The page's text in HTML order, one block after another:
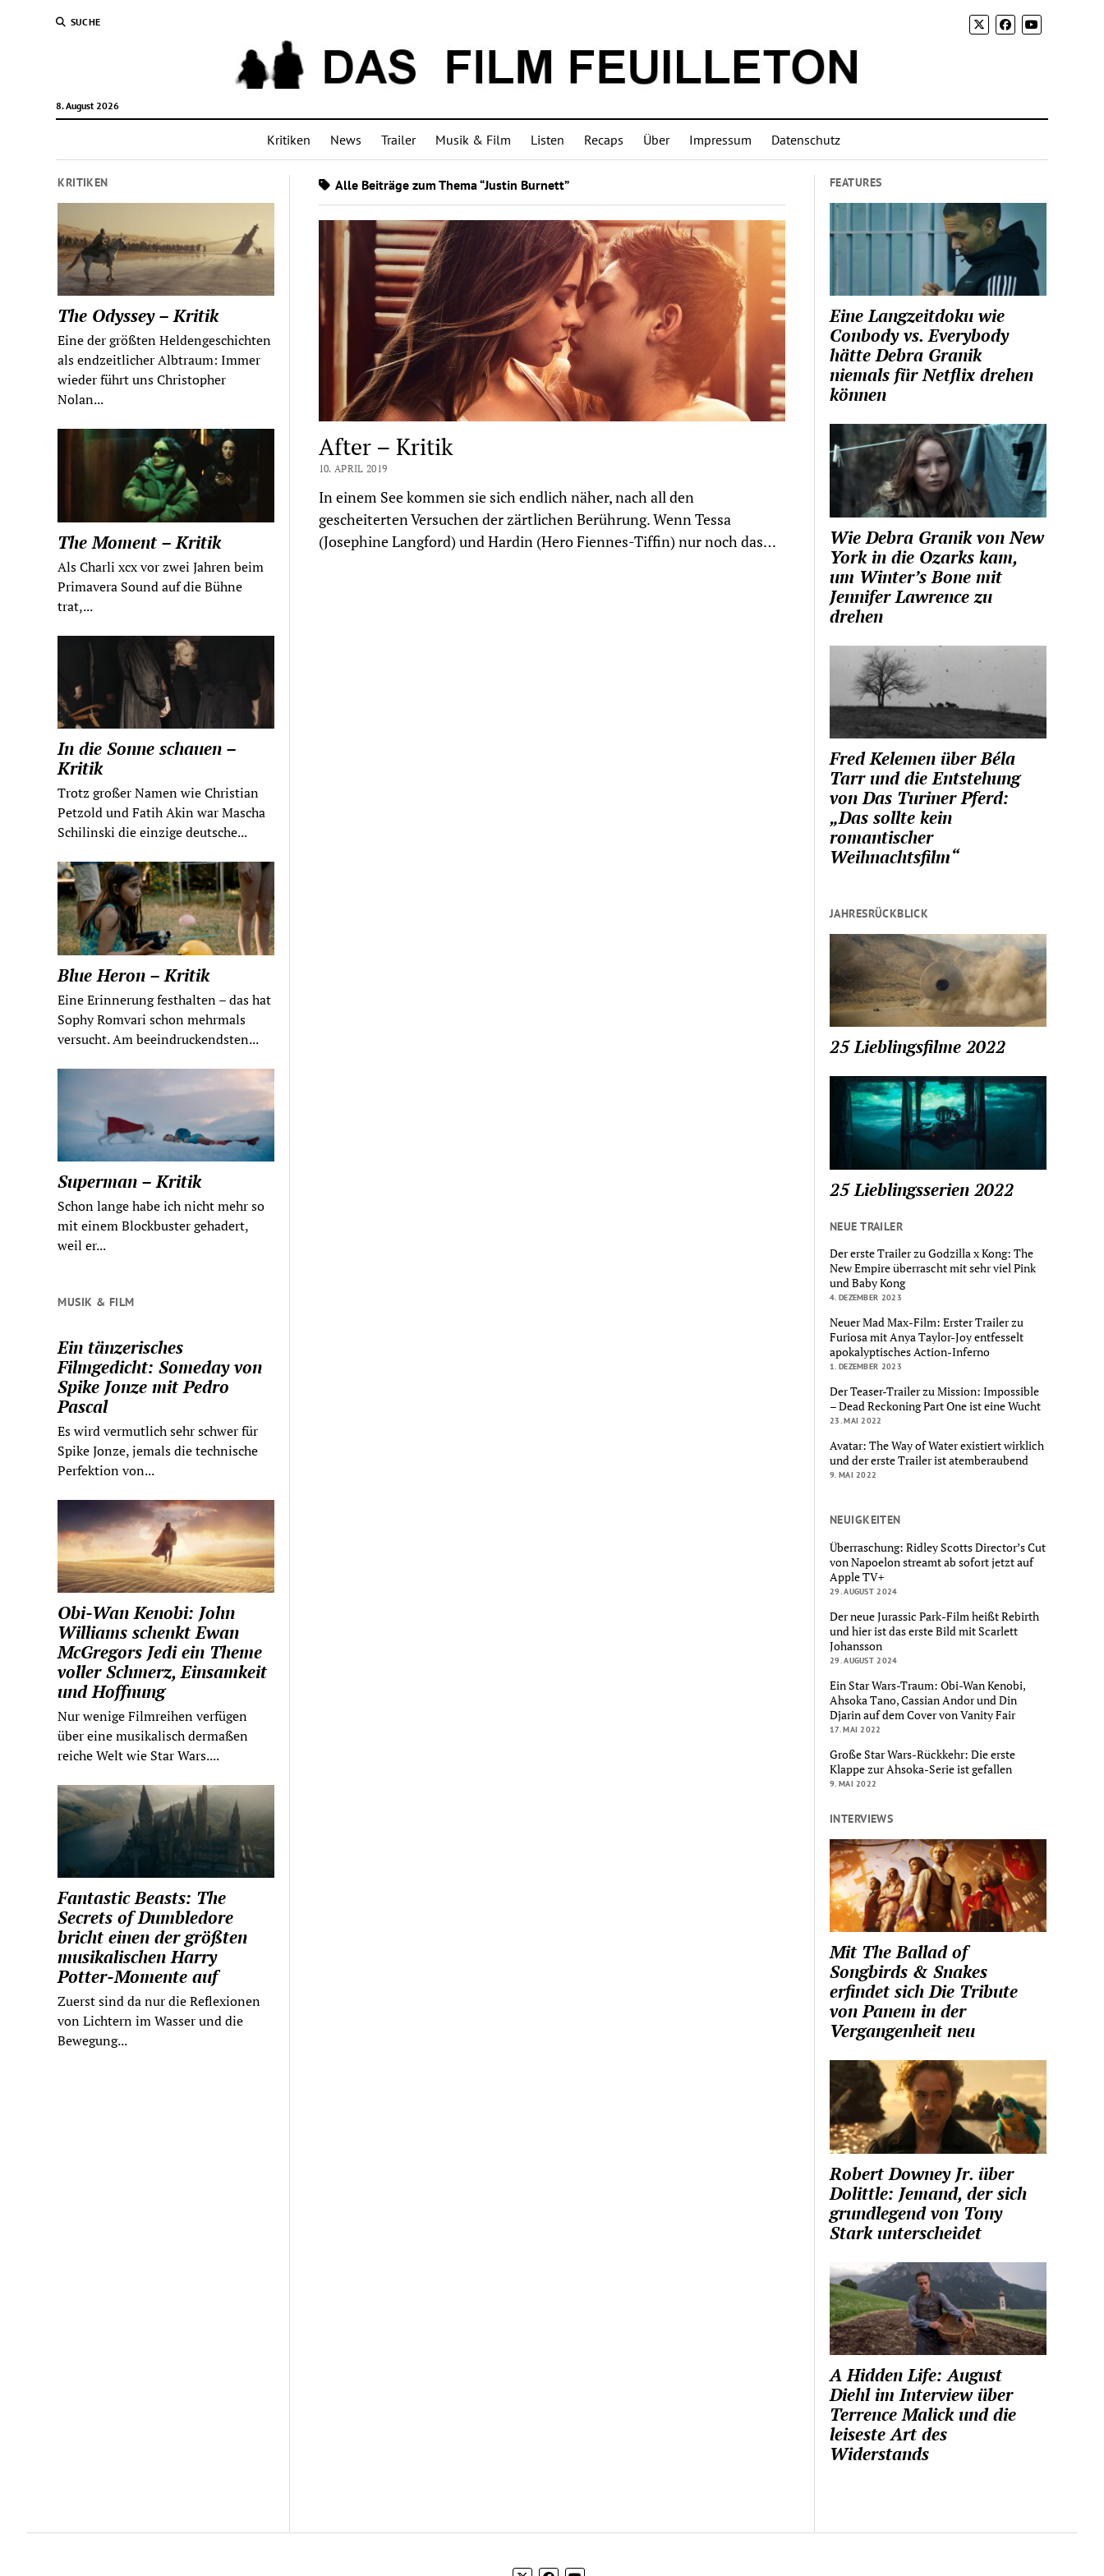
SUCHE
8. August 2026
Kritiken News Trailer Musik & Film Listen Recaps Über Impressum Datenschutz
KRITIKEN
The Odyssey – Kritik
Eine der größten Heldengeschichten
als endzeitlicher Albtraum: Immer
wieder führt uns Christopher
Nolan...
The Moment – Kritik
Als Charli xcx vor zwei Jahren beim
Primavera Sound auf die Bühne
trat,...
In die Sonne schauen –
Kritik
Trotz großer Namen wie Christian
Petzold und Fatih Akin war Mascha
Schilinski die einzige deutsche...
Blue Heron – Kritik
Eine Erinnerung festhalten – das hat
Sophy Romvari schon mehrmals
versucht. Am beeindruckendsten...
Superman – Kritik
Schon lange habe ich nicht mehr so
mit einem Blockbuster gehadert,
weil er...
MUSIK & FILM
Ein tänzerisches
Filmgedicht: Someday von
Spike Jonze mit Pedro
Pascal
Es wird vermutlich sehr schwer für
Spike Jonze, jemals die technische
Perfektion von...
Obi-Wan Kenobi: John
Williams schenkt Ewan
McGregors Jedi ein Theme
voller Schmerz, Einsamkeit
und Hoffnung
Nur wenige Filmreihen verfügen
über eine musikalisch dermaßen
reiche Welt wie Star Wars....
Fantastic Beasts: The
Secrets of Dumbledore
bricht einen der größten
musikalischen Harry
Potter-Momente auf
Zuerst sind da nur die Reflexionen
von Lichtern im Wasser und die
Bewegung...
Alle Beiträge zum Thema “Justin Burnett”
After – Kritik
10. APRIL 2019
In einem See kommen sie sich endlich näher, nach all den
gescheiterten Versuchen der zärtlichen Berührung. Wenn Tessa
(Josephine Langford) und Hardin (Hero Fiennes-Tiffin) nur noch das…
FEATURES
Eine Langzeitdoku wie
Conbody vs. Everybody
hätte Debra Granik
niemals für Netflix drehen
können
Wie Debra Granik von New
York in die Ozarks kam,
um Winter’s Bone mit
Jennifer Lawrence zu
drehen
Fred Kelemen über Béla
Tarr und die Entstehung
von Das Turiner Pferd:
„Das sollte kein
romantischer
Weihnachtsfilm“
JAHRESRÜCKBLICK
25 Lieblingsfilme 2022
25 Lieblingsserien 2022
NEUE TRAILER
Der erste Trailer zu Godzilla x Kong: The
New Empire überrascht mit sehr viel Pink
und Baby Kong
4. DEZEMBER 2023
Neuer Mad Max-Film: Erster Trailer zu
Furiosa mit Anya Taylor-Joy entfesselt
apokalyptisches Action-Inferno
1. DEZEMBER 2023
Der Teaser-Trailer zu Mission: Impossible
– Dead Reckoning Part One ist eine Wucht
23. MAI 2022
Avatar: The Way of Water existiert wirklich
und der erste Trailer ist atemberaubend
9. MAI 2022
NEUIGKEITEN
Überraschung: Ridley Scotts Director’s Cut
von Napoelon streamt ab sofort jetzt auf
Apple TV+
29. AUGUST 2024
Der neue Jurassic Park-Film heißt Rebirth
und hier ist das erste Bild mit Scarlett
Johansson
29. AUGUST 2024
Ein Star Wars-Traum: Obi-Wan Kenobi,
Ahsoka Tano, Cassian Andor und Din
Djarin auf dem Cover von Vanity Fair
17. MAI 2022
Große Star Wars-Rückkehr: Die erste
Klappe zur Ahsoka-Serie ist gefallen
9. MAI 2022
INTERVIEWS
Mit The Ballad of
Songbirds & Snakes
erfindet sich Die Tribute
von Panem in der
Vergangenheit neu
Robert Downey Jr. über
Dolittle: Jemand, der sich
grundlegend von Tony
Stark unterscheidet
A Hidden Life: August
Diehl im Interview über
Terrence Malick und die
leiseste Art des
Widerstands